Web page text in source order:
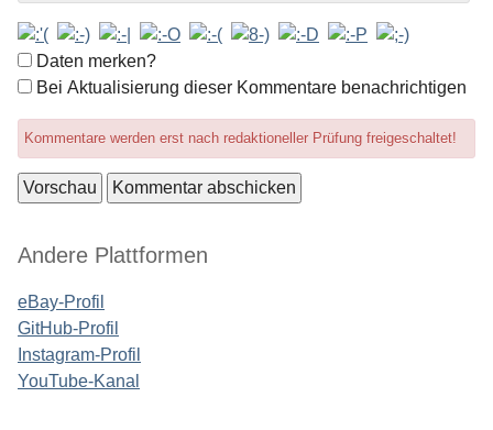
Formular-
Optionen
Daten merken?
Bei Aktualisierung dieser Kommentare benachrichtigen
Kommentare werden erst nach redaktioneller Prüfung freigeschaltet!
Seitenleiste
Andere Plattformen
eBay-Profil
GitHub-Profil
Instagram-Profil
YouTube-Kanal